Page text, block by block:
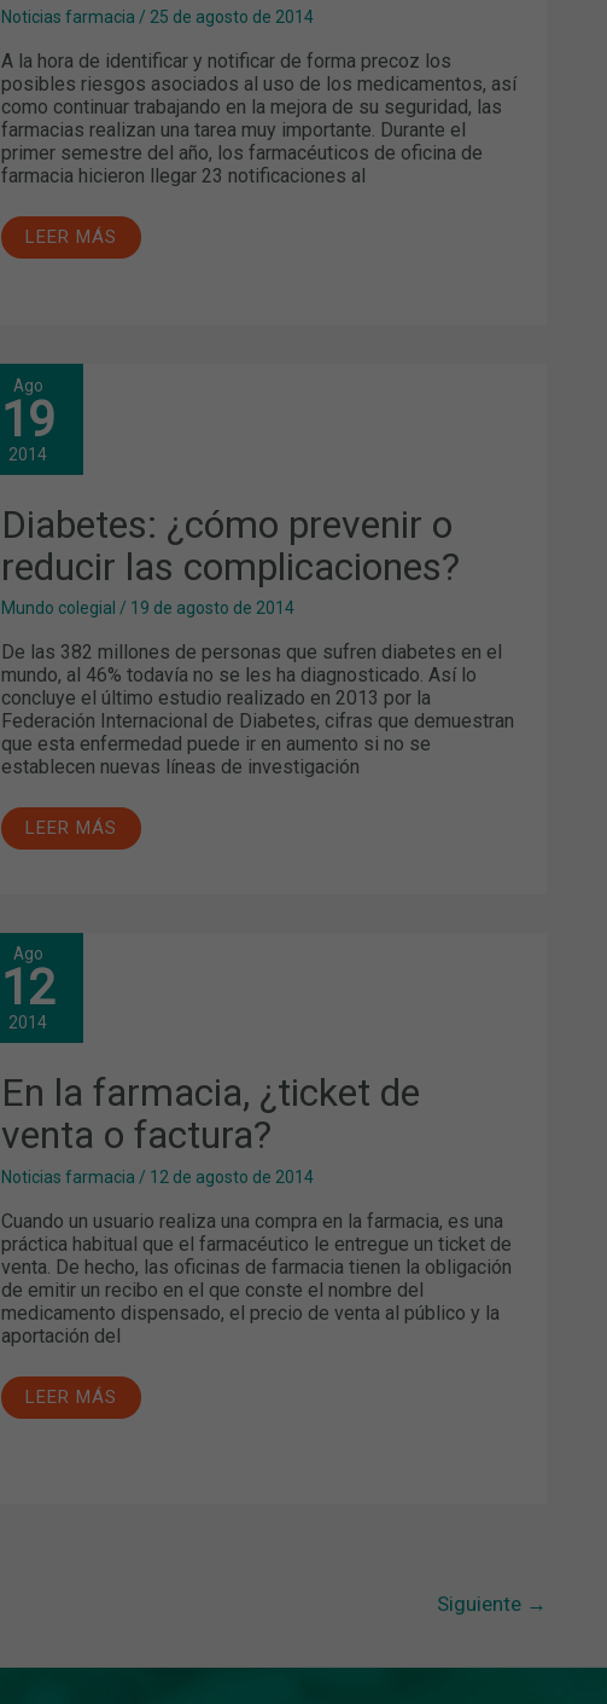
Noticias farmacia / 25 de agosto de 2014
A la hora de identificar y notificar de forma precoz los
posibles riesgos asociados al uso de los medicamentos, así
como continuar trabajando en la mejora de su seguridad, las
farmacias realizan una tarea muy importante. Durante el
primer semestre del año, los farmacéuticos de oficina de
farmacia hicieron llegar 23 notificaciones al
LEER MÁS
Ago
19
2014
Diabetes: ¿cómo prevenir o
reducir las complicaciones?
Mundo colegial / 19 de agosto de 2014
De las 382 millones de personas que sufren diabetes en el
mundo, al 46% todavía no se les ha diagnosticado. Así lo
concluye el último estudio realizado en 2013 por la
Federación Internacional de Diabetes, cifras que demuestran
que esta enfermedad puede ir en aumento si no se
establecen nuevas líneas de investigación
DIABETES:
¿CÓMO
PREVENIR
O
REDUCIR
COMPLICACIONES?
LEER MÁS
Ago
12
2014
En la farmacia, ¿ticket de
venta o factura?
Noticias farmacia / 12 de agosto de 2014
Cuando un usuario realiza una compra en la farmacia, es una
práctica habitual que el farmacéutico le entregue un ticket de
venta. De hecho, las oficinas de farmacia tienen la obligación
de emitir un recibo en el que conste el nombre del
medicamento dispensado, el precio de venta al público y la
aportación del
EN
LA
FARMACIA,
¿TICKET
DE
FACTURA?
LEER MÁS
Siguiente →